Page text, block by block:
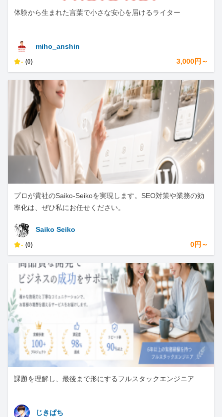
体験から生まれた言葉で小さな安心を届けるライター
miho_anshin
- (0) 3,000円～
プロが貴社のSaiko-Seikoを実現します。SEO対策や業務の効
率化は、ぜひ私にお任せください。
Saiko Seiko
- (0) 0円～
課題を理解し、最後まで形にするフルスタックエンジニア
じきぱち